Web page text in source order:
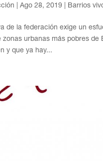
|Ago 28, 2019 Barrios
de la federación exige un
zonas urbanas más pobres
y que ya hay...